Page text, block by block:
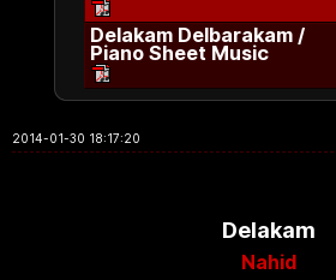
Delakam Delbarakam /
Piano Sheet Music
2014-01-30 18:17:20
Delakam
Nahid